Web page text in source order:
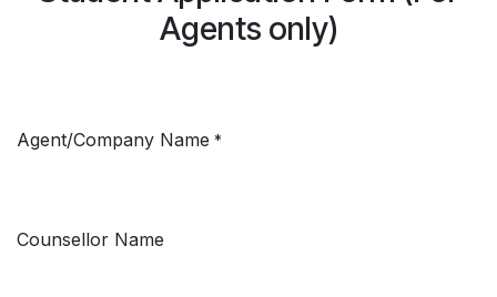
Agents only)
Agent/Company Name *
Counsellor Name